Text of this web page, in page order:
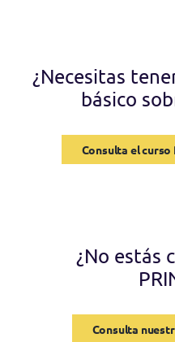
¿Necesitas
básico
Consulta el curso
¿No estás
Consulta